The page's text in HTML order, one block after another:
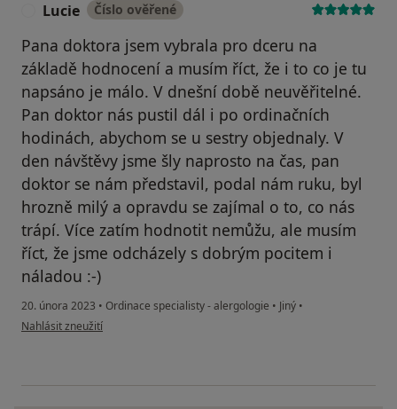
Lucie Číslo ověřené
Pana doktora jsem vybrala pro dceru na
základě hodnocení a musím říct, že i to co je tu
napsáno je málo. V dnešní době neuvěřitelné.
Pan doktor nás pustil dál i po ordinačních
hodinách, abychom se u sestry objednaly. V
den návštěvy jsme šly naprosto na čas, pan
doktor se nám představil, podal nám ruku, byl
hrozně milý a opravdu se zajímal o to, co nás
trápí. Více zatím hodnotit nemůžu, ale musím
říct, že jsme odcházely s dobrým pocitem i
náladou :-)
20. února 2023 • Ordinace specialisty - alergologie • Jiný •
podle názoru uživatele Lucie
Nahlásit zneužití